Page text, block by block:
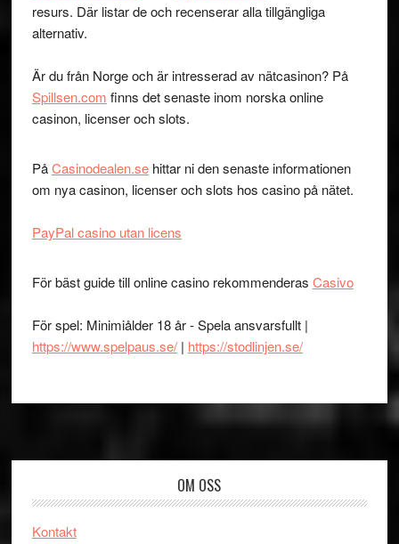
resurs. Där listar de och recenserar alla tillgängliga
alternativ.
Är du från Norge och är intresserad av nätcasinon? På
Spillsen.com finns det senaste inom norska online
casinon, licenser och slots.
PåCasinodealen.sehittar ni den senaste informationen
om nya casinon, licenser och slots hos casino på nätet.
PayPal casino utan licens
För bäst guide till online casino rekommenderas Casivo
För spel: Minimiålder 18 år - Spela ansvarsfullt |
https://www.spelpaus.se/| https://stodlinjen.se/
OM OSS
Kontakt